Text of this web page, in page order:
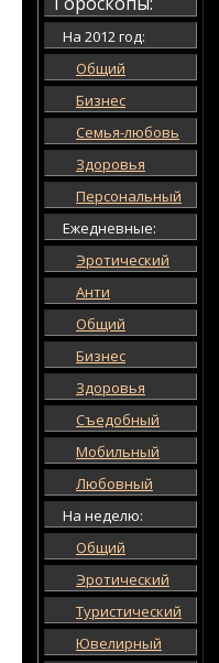
На 2012 год:
Общий
Бизнес
Семья-любовь
Здоровья
Персональный
Ежедневные:
Эротический
Анти
Общий
Бизнес
Здоровья
Съедобный
Мобильный
Любовный
На неделю:
Общий
Эротический
Туристический
Ювелирный